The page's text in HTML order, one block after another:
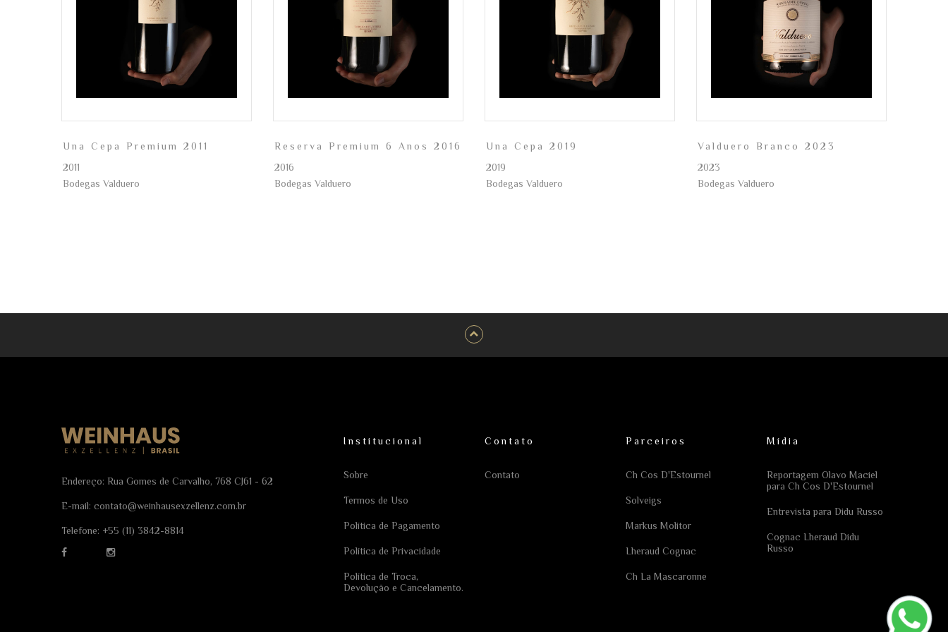
Una Cepa Premium 2011
2011
Bodegas Valduero
Reserva Premium 6 Anos 2016
2016
Bodegas Valduero
Una Cepa 2019
2019
Bodegas Valduero
Valduero Branco 2023
2023
Bodegas Valduero
Endereço: Rua Gomes de Carvalho, 768 CJ61 - 62
E-mail: contato@weinhausexzellenz.com.br
Telefone: +55 (11) 3842-8814
Institucional
Sobre
Termos de Uso
Política de Pagamento
Política de Privacidade
Política de Troca,
Devolução e Cancelamento.
Contato
Contato
Parceiros
Ch Cos D'Estournel
Solveigs
Markus Molitor
Lheraud Cognac
Ch La Mascaronne
Mídia
Reportagem Olavo Maciel
para Ch Cos D'Estournel
Entrevista para Didu Russo
Cognac Lheraud Didu
Russo